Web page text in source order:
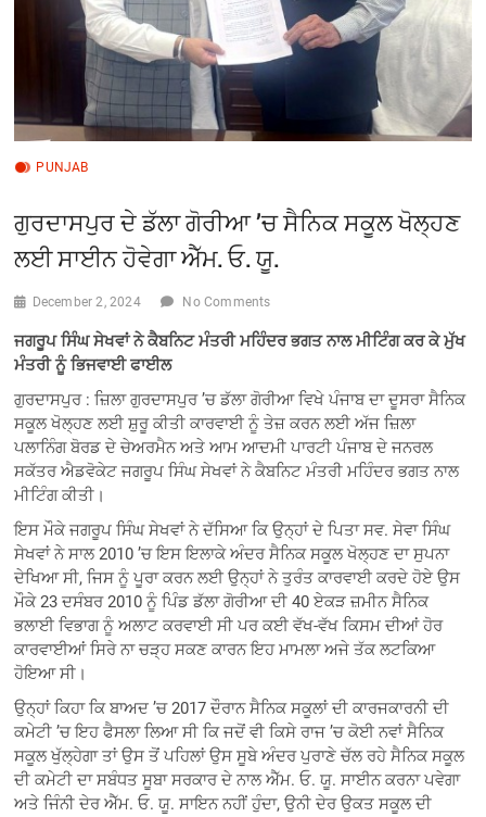
PUNJAB
ਗੁਰਦਾਸਪੁਰ ਦੇ ਡੱਲਾ ਗੋਰੀਆ ’ਚ ਸੈਨਿਕ ਸਕੂਲ ਖੋਲ੍ਹਣ
ਲਈ ਸਾਈਨ ਹੋਵੇਗਾ ਐੱਮ. ਓ. ਯੂ.
December 2, 2024 No Comments
ਜਗਰੂਪ ਸਿੰਘ ਸੇਖਵਾਂ ਨੇ ਕੈਬਨਿਟ ਮੰਤਰੀ ਮਹਿੰਦਰ ਭਗਤ ਨਾਲ ਮੀਟਿੰਗ ਕਰ ਕੇ ਮੁੱਖ
ਮੰਤਰੀ ਨੂੰ ਭਿਜਵਾਈ ਫਾਈਲ
ਗੁਰਦਾਸਪੁਰ : ਜ਼ਿਲਾ ਗੁਰਦਾਸਪੁਰ ’ਚ ਡੱਲਾ ਗੋਰੀਆ ਵਿਖੇ ਪੰਜਾਬ ਦਾ ਦੂਸਰਾ ਸੈਨਿਕ
ਸਕੂਲ ਖੋਲ੍ਹਣ ਲਈ ਸ਼ੁਰੂ ਕੀਤੀ ਕਾਰਵਾਈ ਨੂੰ ਤੇਜ਼ ਕਰਨ ਲਈ ਅੱਜ ਜ਼ਿਲਾ
ਪਲਾਨਿੰਗ ਬੋਰਡ ਦੇ ਚੇਅਰਮੈਨ ਅਤੇ ਆਮ ਆਦਮੀ ਪਾਰਟੀ ਪੰਜਾਬ ਦੇ ਜਨਰਲ
ਸਕੱਤਰ ਐਡਵੋਕੇਟ ਜਗਰੂਪ ਸਿੰਘ ਸੇਖਵਾਂ ਨੇ ਕੈਬਨਿਟ ਮੰਤਰੀ ਮਹਿੰਦਰ ਭਗਤ ਨਾਲ
ਮੀਟਿੰਗ ਕੀਤੀ।
ਇਸ ਮੌਕੇ ਜਗਰੂਪ ਸਿੰਘ ਸੇਖਵਾਂ ਨੇ ਦੱਸਿਆ ਕਿ ਉਨ੍ਹਾਂ ਦੇ ਪਿਤਾ ਸਵ. ਸੇਵਾ ਸਿੰਘ
ਸੇਖਵਾਂ ਨੇ ਸਾਲ 2010 ’ਚ ਇਸ ਇਲਾਕੇ ਅੰਦਰ ਸੈਨਿਕ ਸਕੂਲ ਖੋਲ੍ਹਣ ਦਾ ਸੁਪਨਾ
ਦੇਖਿਆ ਸੀ, ਜਿਸ ਨੂੰ ਪੂਰਾ ਕਰਨ ਲਈ ਉਨ੍ਹਾਂ ਨੇ ਤੁਰੰਤ ਕਾਰਵਾਈ ਕਰਦੇ ਹੋਏ ਉਸ
ਮੌਕੇ 23 ਦਸੰਬਰ 2010 ਨੂੰ ਪਿੰਡ ਡੱਲਾ ਗੋਰੀਆ ਦੀ 40 ਏਕੜ ਜ਼ਮੀਨ ਸੈਨਿਕ
ਭਲਾਈ ਵਿਭਾਗ ਨੂੰ ਅਲਾਟ ਕਰਵਾਈ ਸੀ ਪਰ ਕਈ ਵੱਖ-ਵੱਖ ਕਿਸਮ ਦੀਆਂ ਹੋਰ
ਕਾਰਵਾਈਆਂ ਸਿਰੇ ਨਾ ਚੜ੍ਹ ਸਕਣ ਕਾਰਨ ਇਹ ਮਾਮਲਾ ਅਜੇ ਤੱਕ ਲਟਕਿਆ
ਹੋਇਆ ਸੀ।
ਉਨ੍ਹਾਂ ਕਿਹਾ ਕਿ ਬਾਅਦ ’ਚ 2017 ਦੌਰਾਨ ਸੈਨਿਕ ਸਕੂਲਾਂ ਦੀ ਕਾਰਜਕਾਰਨੀ ਦੀ
ਕਮੇਟੀ ’ਚ ਇਹ ਫੈਸਲਾ ਲਿਆ ਸੀ ਕਿ ਜਦੋਂ ਵੀ ਕਿਸੇ ਰਾਜ ’ਚ ਕੋਈ ਨਵਾਂ ਸੈਨਿਕ
ਸਕੂਲ ਖੁੱਲ੍ਹੇਗਾ ਤਾਂ ਉਸ ਤੋਂ ਪਹਿਲਾਂ ਉਸ ਸੂਬੇ ਅੰਦਰ ਪੁਰਾਣੇ ਚੱਲ ਰਹੇ ਸੈਨਿਕ ਸਕੂਲ
ਦੀ ਕਮੇਟੀ ਦਾ ਸਬੰਧਤ ਸੂਬਾ ਸਰਕਾਰ ਦੇ ਨਾਲ ਐੱਮ. ਓ. ਯੂ. ਸਾਈਨ ਕਰਨਾ ਪਵੇਗਾ
ਅਤੇ ਜਿੰਨੀ ਦੇਰ ਐੱਮ. ਓ. ਯੂ. ਸਾਇਨ ਨਹੀਂ ਹੁੰਦਾ, ਉਨੀ ਦੇਰ ਉਕਤ ਸਕੂਲ ਦੀ